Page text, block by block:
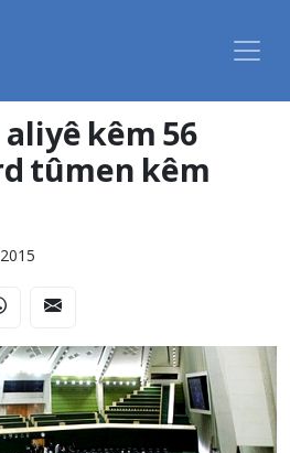
kêm 56
tûmen kêm